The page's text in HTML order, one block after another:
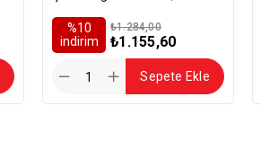
%10
i̇ndirim
₺1.155,60
₺1.284,00
Sepete Ekle